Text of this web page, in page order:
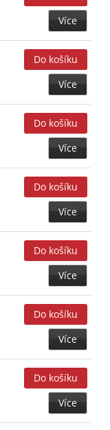
Více
Více
Více
Více
Více
Více
Více